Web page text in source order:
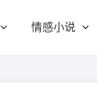
情感小说